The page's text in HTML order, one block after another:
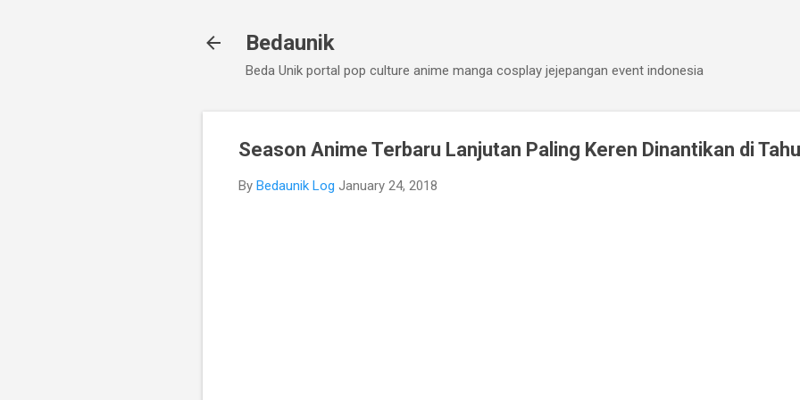
Bedaunik
Beda Unik portal pop culture anime manga cosplay jejepangan event indonesia
Season Anime Terbaru Lanjutan Paling Keren Dinantikan di
By Bedaunik Log January 24, 2018